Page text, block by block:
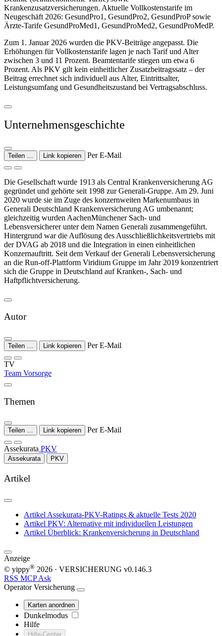
Krankenzusatzversicherungen. Aktuelle Vollkostenstarife im
Neugeschäft 2026: GesundPro1, GesundPro2, GesundProP sowie
Ärzte-Tarife GesundProMed1, GesundProMed2, GesundProMedP.
Zum 1. Januar 2026 wurden die PKV-Beiträge angepasst. Die
Erhöhungen für Vollkostenstarife lagen je nach Tarif und Alter
zwischen 3 und 11 Prozent. Beamtentarife stiegen um etwa 6
Prozent. Als PKV gilt kein einheitlicher Zusatzbeitragssatz – der
Beitrag errechnet sich individuell aus Alter, Eintrittsalter,
Leistungsumfang und Gesundheitszustand bei Vertragsabschluss.
Unternehmensgeschichte
Teilen … Link kopieren Per E-Mail
Die Gesellschaft wurde 1913 als Central Krankenversicherung AG
gegründet und gehörte seit 1998 zur Generali-Gruppe. Am 29. Juni
2020 wurde sie im Zuge des konzernweiten Markenumbaus in
Generali Deutschland Krankenversicherung AG umbenannt;
gleichzeitig wurden AachenMünchener Sach- und
Lebensversicherer unter dem Namen Generali zusammengeführt.
Hintergrund war die Auflösung des Ausschließlichkeitsvertriebs mit
der DVAG ab 2018 und die Integration in einen einheitlichen
Konzernauftritt. Seit dem Verkauf der Generali Lebensversicherung
an die Run-off-Plattform Viridium Gruppe im Jahr 2019 konzentriert
sich die Gruppe in Deutschland auf Kranken-, Sach- und
Haftpflichtversicherung.
Autor
Teilen … Link kopieren Per E-Mail
TV
Team Vorsorge
Themen
Teilen … Link kopieren Per E-Mail
Assekurata PKV
Assekurata PKV
Artikel
Artikel Assekurata-PKV-Ratings & aktuelle Tests 2020
Artikel PKV: Alternative mit individuellen Leistungen
Artikel Überblick: Krankenversicherung in Deutschland
Anzeige
© yippy® 2026 · VERSICHERUNG v0.146.3
RSS MCPAsk
Operator Versicherung
Karten anordnen
Dunkelmodus
Hilfe
Hilfe-Center